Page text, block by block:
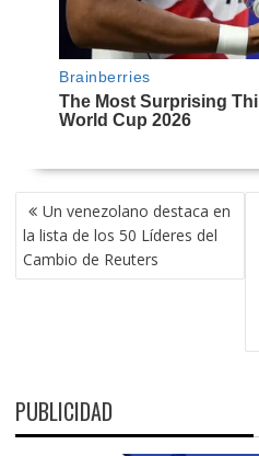
NAVEGACIÓN
DE
ENTRADAS
Un venezolano destaca en
la lista de los 50 Líderes del
Cambio de Reuters
PUBLICIDAD